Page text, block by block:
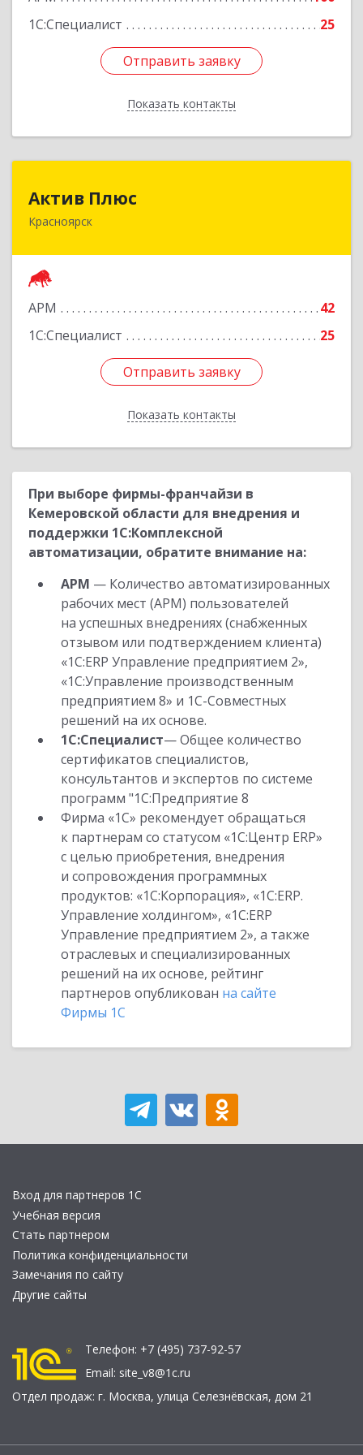
1С:Специалист
25
Отправить заявку
Показать контакты
Отправить заявку
Назад
Актив Плюс
Красноярск
АРМ
42
1С:Специалист
25
Отправить заявку
Показать контакты
660017, Красноярский край, Красноярск г,
Отправить заявку
Назад
При выборе фирмы-франчайзи в
Кемеровской области для внедрения и
поддержки 1С:Комплексной
автоматизации, обратите внимание на:
АРМ — Количество автоматизированных
рабочих мест (АРМ) пользователей
на успешных внедрениях (снабженных
отзывом или подтверждением клиента)
«1С:ERP Управление предприятием 2»,
«1С:Управление производственным
предприятием 8» и 1С-Совместных
решений на их основе.
1С:Специалист— Общее количество
сертификатов специалистов,
консультантов и экспертов по системе
программ "1С:Предприятие 8
Фирма «1С» рекомендует обращаться
к партнерам со статусом «1С:Центр ERP»
с целью приобретения, внедрения
и сопровождения программных
продуктов: «1С:Корпорация», «1С:ERP.
Управление холдингом», «1С:ERP
Управление предприятием 2», а также
отраслевых и специализированных
решений на их основе, рейтинг
партнеров опубликован на сайте
Фирмы 1С
Вход для партнеров 1С
Учебная версия
Стать партнером
Политика конфиденциальности
Замечания по сайту
Другие сайты
Телефон: +7 (495) 737-92-57
Email: site_v8@1c.ru
Отдел продаж: г. Москва, улица Селезнёвская, дом 21